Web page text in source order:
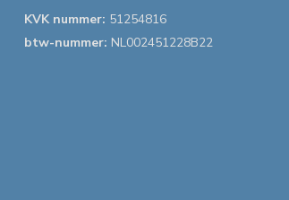
KVK nummer: 51254816
btw-nummer: NL002451228B22